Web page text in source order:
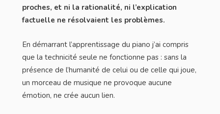
proches, et ni la rationalité, ni l’explication
factuelle ne résolvaient les problèmes.
En démarrant l’apprentissage du piano j’ai compris
que la technicité seule ne fonctionne pas : sans la
présence de l’humanité de celui ou de celle qui joue,
un morceau de musique ne provoque aucune
émotion, ne crée aucun lien.